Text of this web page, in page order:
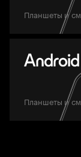
Планшеты и
Планшеты и